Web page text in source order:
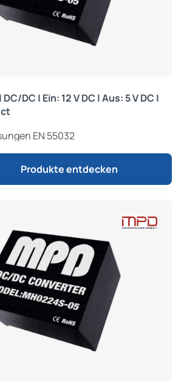
DC | Ein: 12 V DC | Aus: 5 V DC |
EN 55032
Produkte entdecken